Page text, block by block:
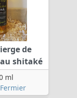
de
shitaké
ml